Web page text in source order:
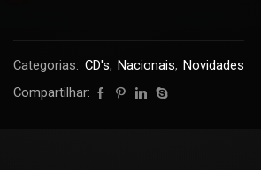
Categorias: CD's, Nacionais, Novidades
Compartilhar: